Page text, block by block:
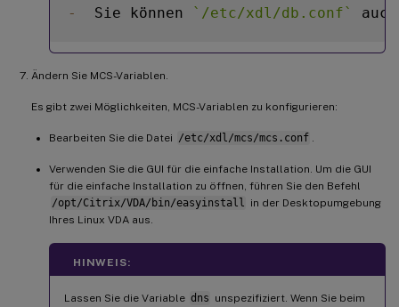
-
  Sie können
` /etc/xdl/db.conf`
Ändern Sie MCS-Variablen.
Es gibt zwei Möglichkeiten, MCS-Variablen zu konfigurieren:
Bearbeiten Sie die Datei /etc/xdl/mcs/mcs.conf
Verwenden Sie die GUI für die einfache Installation. Um die GUI
für die einfache Installation zu öffnen, führen Sie den Befehl
/opt/Citrix/VDA/bin/easyinstall
in der Desktopumgebung
Ihres Linux VDA aus.
HINWEIS:
Lassen Sie die Variable dns unspezifiziert. Wenn Sie beim